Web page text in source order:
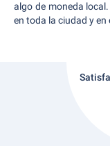
algo de moneda
en toda la ciudad y en